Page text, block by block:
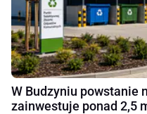
W Budzyniu powstanie
zainwestuje ponad 2,5